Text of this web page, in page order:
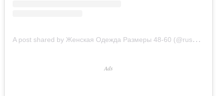
A
post shared by Женская Одежда Размеры 48-60 (@russu_big)
Ads